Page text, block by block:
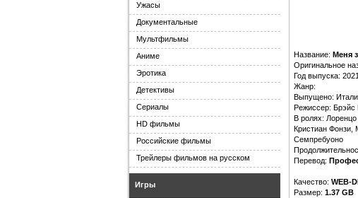
Название: Меня
Оригинальное
Год выпуска: 2021
Жанр:
Выпущено:
Режиссер: Брэйс
В ролях:
Кристиан Фонзи,
Семпребуоно
Перевод:
Качество: WEB-
Размер: 1.37 GB
Ужасы
Документальные
Мультфильмы
Аниме
Эротика
Детективы
Сериалы
HD фильмы
Российские фильмы
Трейлеры фильмов на русском
Игры